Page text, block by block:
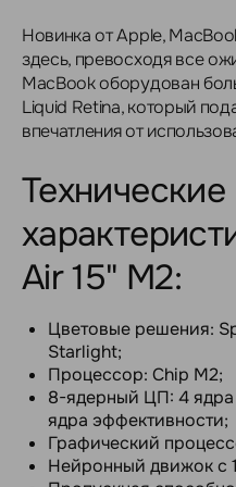
Новинка от Apple,
здесь, превосходя все
MacBook оборудован
Liquid Retina, который
впечатления от
Технические
Air 15" M2:
Цветовые решения:
Starlight;
Процессор: Chip M2;
8-ядерный ЦП: 4 ядра
ядра эффективности;
Графический
Нейронный движок с